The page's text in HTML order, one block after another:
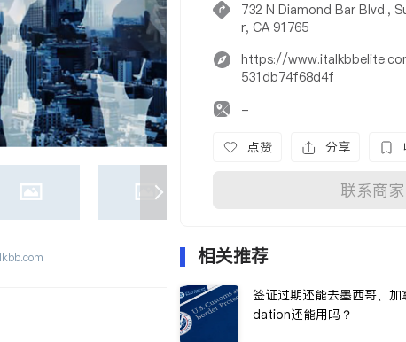
732 N Diamond Bar Blvd.,
r, CA 91765
https://
531db74f68d4f
-
点赞 分享
联系商家
相关推荐
签证过期还能去墨西哥、
dation还能用吗？